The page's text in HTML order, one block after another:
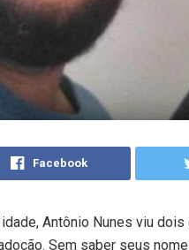
Facebook
Antônio Nunes viu
Sem saber seus